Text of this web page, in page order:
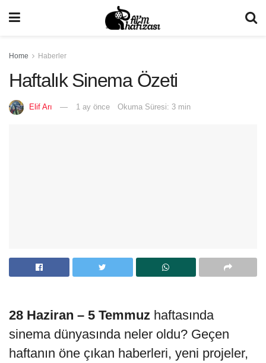
Home Haberler
Haftalık Sinema Özeti
Elif Arı 1 ay önce Okuma Süresi: 3 min
28 Haziran – 5 Temmuz haftasında
sinema dünyasında neler oldu? Geçen
haftanın öne çıkan haberleri, yeni projeler,